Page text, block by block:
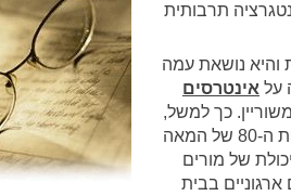
תרבותית
והיא נושאת עמה
על אינטרסים
כך למשל,
המפקחים טרפדו את הניסיונות לאוטונומיה של בתי ספר בשנות ה-80 של המאה
של מורים
בבית